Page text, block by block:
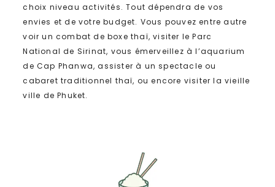
choix niveau activités. Tout dépendra de vos
envies et de votre budget. Vous pouvez entre autre
voir un combat de boxe thaï, visiter le Parc
National de Sirinat, vous émerveillez à l’aquarium
de Cap Phanwa, assister à un spectacle ou
cabaret traditionnel thaï, ou encore visiter la vieille
ville de Phuket.